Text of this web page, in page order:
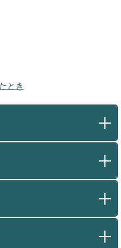
とき